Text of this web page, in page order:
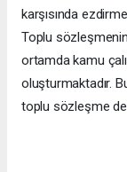
karşısında
Toplu
ortamda kamu
oluşturmaktadır.
toplu sözleşme de